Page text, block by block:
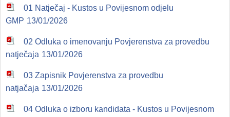
01 Natječaj - Kustos u Povijesnom odjelu
GMP 13/01/2026
02 Odluka o imenovanju Povjerenstva za provedbu
natječaja 13/01/2026
03 Zapisnik Povjerenstva za provedbu
natjačaja 13/01/2026
04 Odluka o izboru kandidata - Kustos u Povijesnom